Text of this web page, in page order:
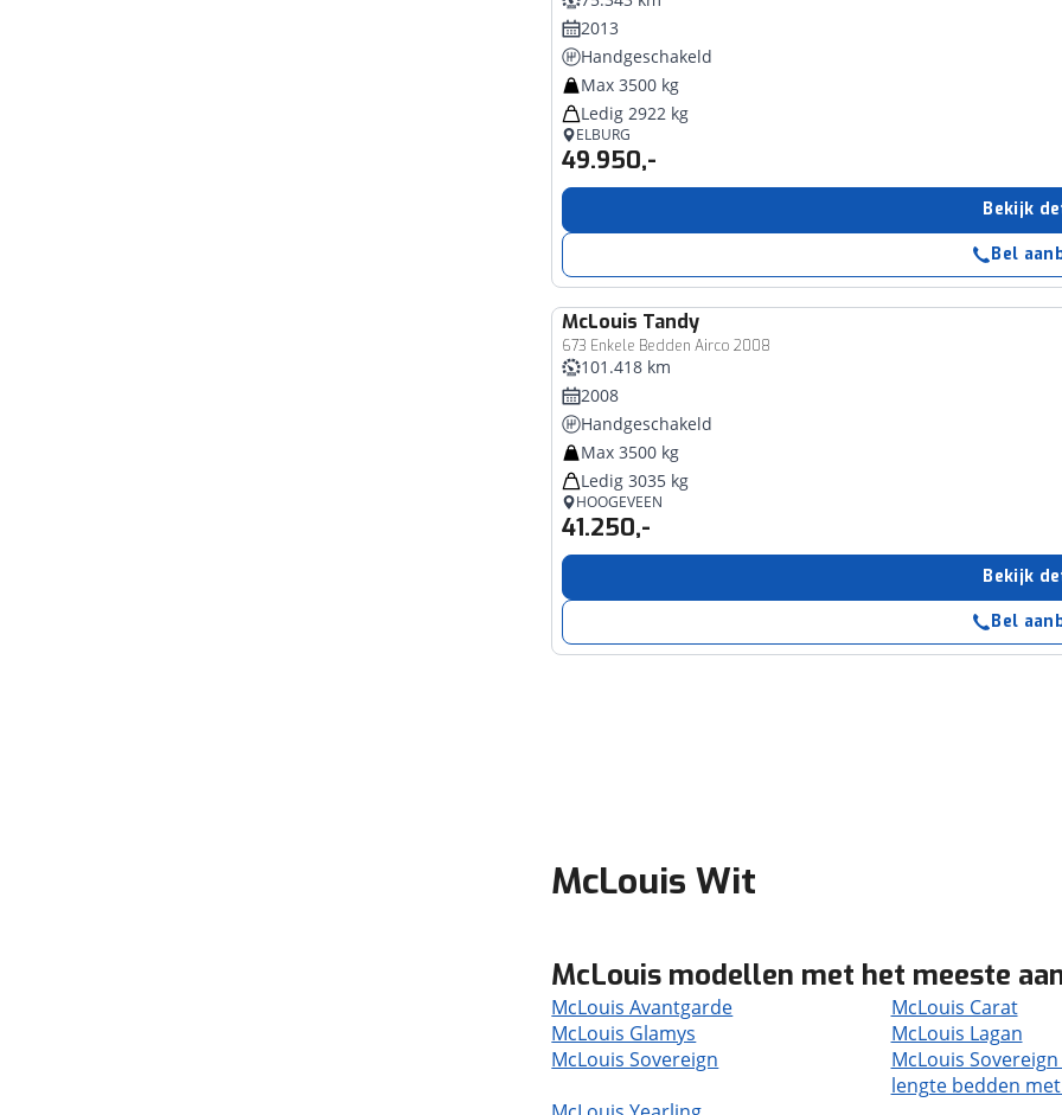
2013
Handgeschakeld
Max 3500 kg
Ledig 2922 kg
ELBURG
49.950,-
Bekijk
Bel
McLouis Tandy
673 Enkele Bedden Airco 2008
101.418 km
2008
Handgeschakeld
Max 3500 kg
Ledig 3035 kg
HOOGEVEEN
41.250,-
Bekijk
Bel
McLouis Wit
McLouis modellen met het meeste
McLouis Avantgarde McLouis Carat
McLouis Glamys
McLouis Lagan
McLouis Sovereign
McLouis Sovereign
lengte bedden